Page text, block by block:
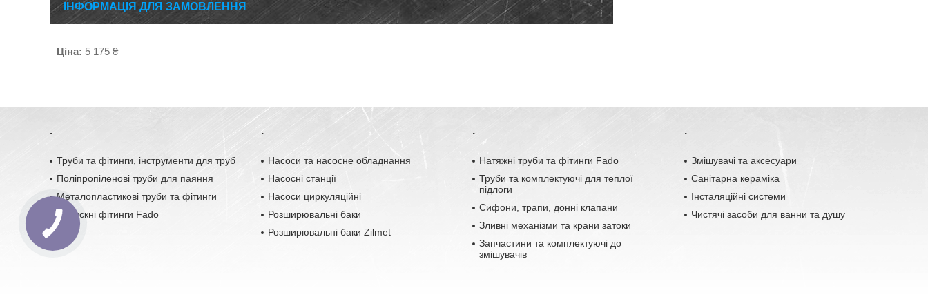
ІНФОРМАЦІЯ ДЛЯ ЗАМОВЛЕННЯ
Ціна: 5 175 ₴
.
Труби та фітинги, інструменти для труб
Поліпропіленові труби для паяння
Металопластикові труби та фітинги
Обтискні фітинги Fado
.
Насоси та насосне обладнання
Насосні станції
Насоси циркуляційні
Розширювальні баки
Розширювальні баки Zilmet
.
Натяжні труби та фітинги Fado
Труби та комплектуючі для теплої
підлоги
Сифони, трапи, донні клапани
Зливні механізми та крани затоки
Запчастини та комплектуючі до
змішувачів
.
Змішувачі та аксесуари
Санітарна кераміка
Інсталяційні системи
Чистячі засоби для ванни та душу